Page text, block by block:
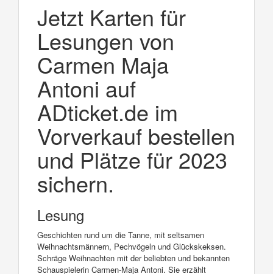
Jetzt Karten für
Lesungen von
Carmen Maja
Antoni auf
ADticket.de im
Vorverkauf bestellen
und Plätze für 2023
sichern.
Lesung
Geschichten rund um die Tanne, mit seltsamen
Weihnachtsmännern, Pechvögeln und Glückskeksen.
Schräge Weihnachten mit der beliebten und bekannten
Schauspielerin Carmen-Maja Antoni. Sie erzählt